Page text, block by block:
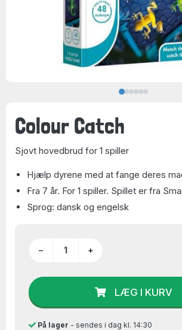
Colour Catch
Sjovt hovedbrud for 1 spiller
Hjælp dyrene med at fange deres
Fra 7 år. For 1 spiller. Spillet er fra
Sprog: dansk og engelsk
− +
LÆG I KURV
På lager - sendes i dag kl. 14:30